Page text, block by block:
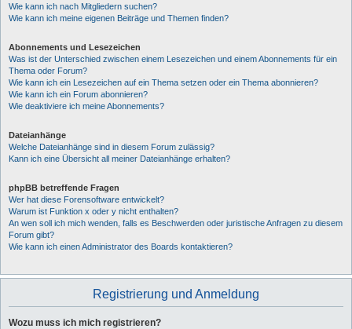
Wie kann ich nach Mitgliedern suchen?
Wie kann ich meine eigenen Beiträge und Themen finden?
Abonnements und Lesezeichen
Was ist der Unterschied zwischen einem Lesezeichen und einem Abonnements für ein
Thema oder Forum?
Wie kann ich ein Lesezeichen auf ein Thema setzen oder ein Thema abonnieren?
Wie kann ich ein Forum abonnieren?
Wie deaktiviere ich meine Abonnements?
Dateianhänge
Welche Dateianhänge sind in diesem Forum zulässig?
Kann ich eine Übersicht all meiner Dateianhänge erhalten?
phpBB betreffende Fragen
Wer hat diese Forensoftware entwickelt?
Warum ist Funktion x oder y nicht enthalten?
An wen soll ich mich wenden, falls es Beschwerden oder juristische Anfragen zu diesem
Forum gibt?
Wie kann ich einen Administrator des Boards kontaktieren?
Registrierung und Anmeldung
Wozu muss ich mich registrieren?